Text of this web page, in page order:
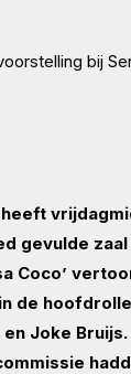
bij
gevulde zaal
Coco’
de
Joke